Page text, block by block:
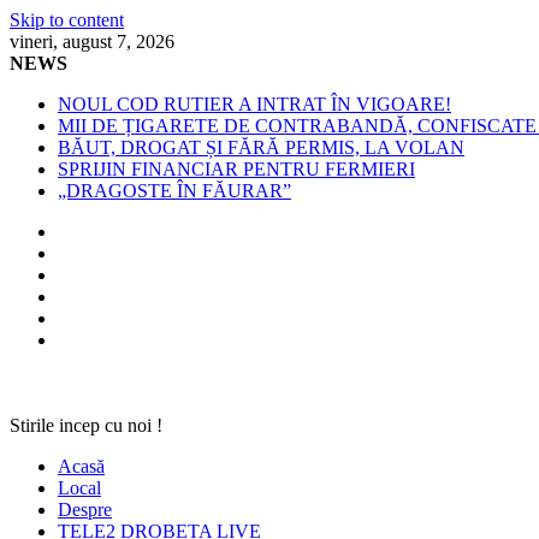
Skip to content
vineri, august 7, 2026
NEWS
NOUL COD RUTIER A INTRAT ÎN VIGOARE!
MII DE ȚIGARETE DE CONTRABANDĂ,
BĂUT, DROGAT ȘI FĂRĂ PERMIS, LA VOLAN
SPRIJIN FINANCIAR PENTRU FERMIERI
„DRAGOSTE ÎN FĂURAR”
Stirile incep cu noi !
Acasă
Local
Despre
TELE2 DROBETA LIVE